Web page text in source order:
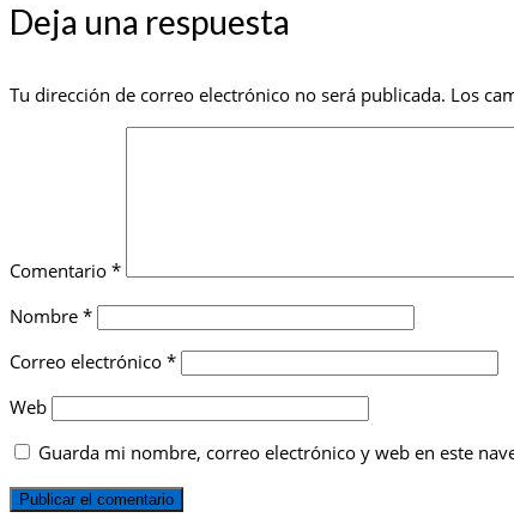
Deja una respuesta
Tu dirección de correo electrónico no será publicada. Los
Comentario *
Nombre *
Correo electrónico *
Web
Guarda mi nombre, correo electrónico y web en este